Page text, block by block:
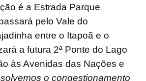
é a Estrada Parque
pelo Vale do
entre o Itapoã e o
a futura 2ª Ponte do Lago
às Avenidas das Nações e
o congestionamento